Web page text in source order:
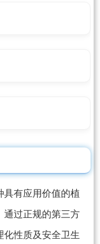
具有应用价值的植
通过正规的第三方
化性质及安全卫生